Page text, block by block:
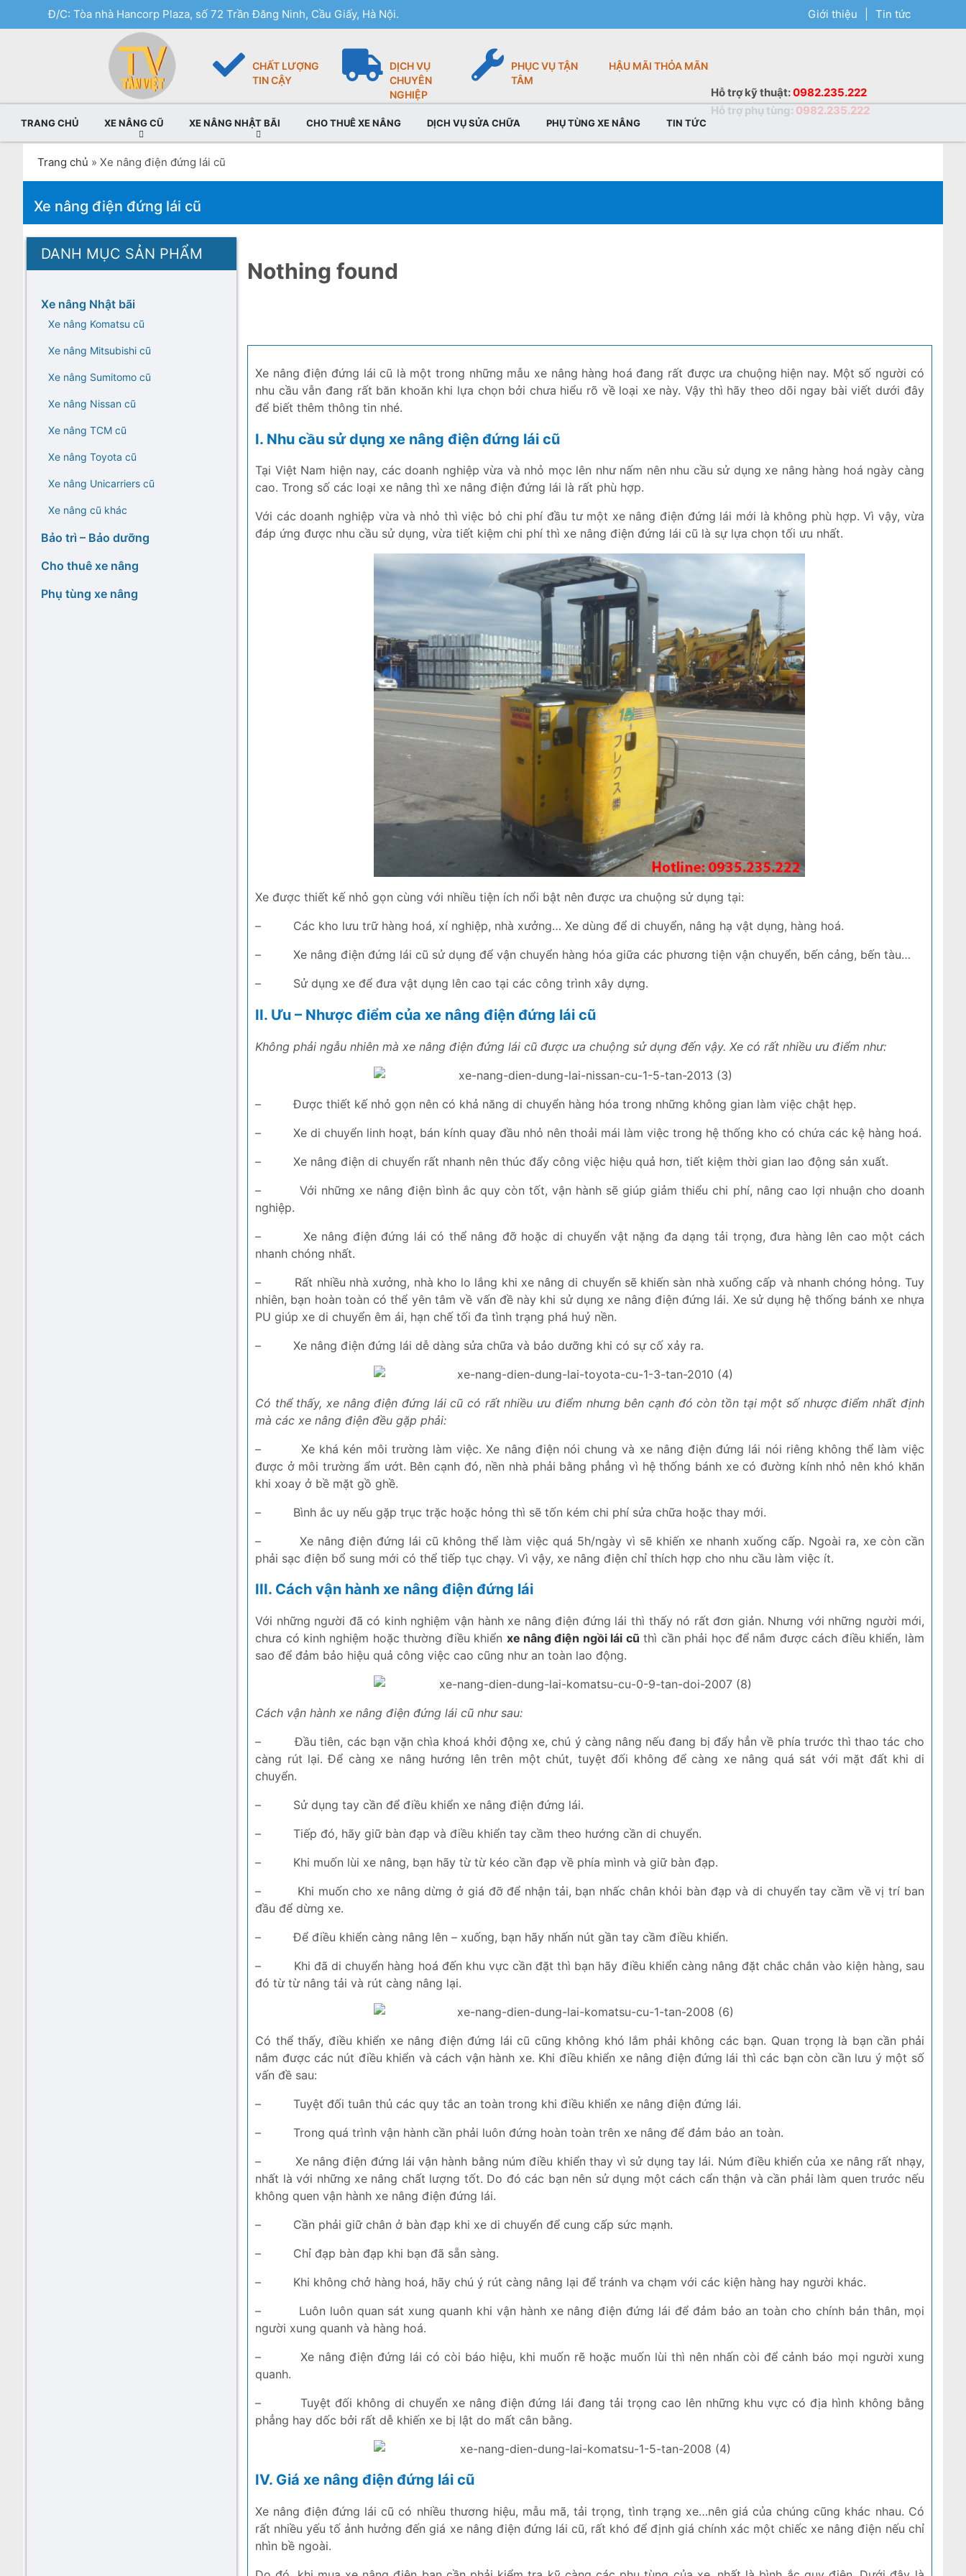
Đ/C: Tòa nhà Hancorp Plaza, số 72 Trần Đăng Ninh, Cầu Giấy, Hà Nội. Giới thiệu Tin tức
CHẤT LƯỢNG
TIN CẬY
DỊCH VỤ
CHUYÊN
NGHIỆP
PHỤC VỤ TẬN
TÂM
HẬU MÃI THỎA MÃN
Hỗ trợkỹ thuật:0982.235.222
Hỗ trợ phụ tùng: 0982.235.222
TRANG CHỦ XE NÂNG CŨ XE NÂNG NHẬT BÃI CHO THUÊ XE NÂNG DỊCH VỤ SỬA CHỮA PHỤ TÙNG XE NÂNG TIN TỨC
Trang chủ » Xe nâng điện đứng lái cũ
Xe nâng điện đứng lái cũ
DANH MỤC SẢN PHẨM
Xe nâng Nhật bãi
Xe nâng Komatsu cũ
Xe nâng Mitsubishi cũ
Xe nâng Sumitomo cũ
Xe nâng Nissan cũ
Xe nâng TCM cũ
Xe nâng Toyota cũ
Xe nâng Unicarriers cũ
Xe nâng cũ khác
Bảo trì – Bảo dưỡng
Cho thuê xe nâng
Phụ tùng xe nâng
Nothing found
Xe nâng điện đứng lái cũ là một trong những mẫu xe nâng hàng hoá đang rất được ưa chuộng hiện nay. Một số người có
nhu cầu vẫn đang rất băn khoăn khi lựa chọn bởi chưa hiểu rõ về loại xe này. Vậy thì hãy theo dõi ngay bài viết dưới đây
để biết thêm thông tin nhé.
I. Nhu cầu sử dụng xe nâng điện đứng lái cũ
Tại Việt Nam hiện nay, các doanh nghiệp vừa và nhỏ mọc lên như nấm nên nhu cầu sử dụng xe nâng hàng hoá ngày càng
cao. Trong số các loại xe nâng thì xe nâng điện đứng lái là rất phù hợp.
Với các doanh nghiệp vừa và nhỏ thì việc bỏ chi phí đầu tư một xe nâng điện đứng lái mới là không phù hợp. Vì vậy, vừa
đáp ứng được nhu cầu sử dụng, vừa tiết kiệm chi phí thì xe nâng điện đứng lái cũ là sự lựa chọn tối ưu nhất.
Xe được thiết kế nhỏ gọn cùng với nhiều tiện ích nổi bật nên được ưa chuộng sử dụng tại:
–
Các kho lưu trữ hàng hoá, xí nghiệp, nhà xưởng… Xe dùng để di chuyển, nâng hạ vật dụng, hàng hoá.
–
Xe nâng điện đứng lái cũ sử dụng để vận chuyển hàng hóa giữa các phương tiện vận chuyển, bến cảng, bến tàu…
–
Sử dụng xe để đưa vật dụng lên cao tại các công trình xây dựng.
II. Ưu – Nhược điểm của xe nâng điện đứng lái cũ
Không phải ngẫu nhiên mà xe nâng điện đứng lái cũ được ưa chuộng sử dụng đến vậy. Xe có rất nhiều ưu điểm như:
–
Được thiết kế nhỏ gọn nên có khả năng di chuyển hàng hóa trong những không gian làm việc chật hẹp.
–
Xe di chuyển linh hoạt, bán kính quay đầu nhỏ nên thoải mái làm việc trong hệ thống kho có chứa các kệ hàng hoá.
–
Xe nâng điện di chuyển rất nhanh nên thúc đẩy công việc hiệu quả hơn, tiết kiệm thời gian lao động sản xuất.
–
Với những xe nâng điện bình ắc quy còn tốt, vận hành sẽ giúp giảm thiểu chi phí, nâng cao lợi nhuận cho doanh
nghiệp.
–
Xe nâng điện đứng lái có thể nâng đỡ hoặc di chuyển vật nặng đa dạng tải trọng, đưa hàng lên cao một cách
nhanh chóng nhất.
–
Rất nhiều nhà xưởng, nhà kho lo lắng khi xe nâng di chuyển sẽ khiến sàn nhà xuống cấp và nhanh chóng hỏng. Tuy
nhiên, bạn hoàn toàn có thể yên tâm về vấn đề này khi sử dụng xe nâng điện đứng lái. Xe sử dụng hệ thống bánh xe nhựa
PU giúp xe di chuyển êm ái, hạn chế tối đa tình trạng phá huỷ nền.
–
Xe nâng điện đứng lái dễ dàng sửa chữa và bảo dưỡng khi có sự cố xảy ra.
Có thể thấy, xe nâng điện đứng lái cũ có rất nhiều ưu điểm nhưng bên cạnh đó còn tồn tại một số nhược điểm nhất định
mà các xe nâng điện đều gặp phải:
–
Xe khá kén môi trường làm việc. Xe nâng điện nói chung và xe nâng điện đứng lái nói riêng không thể làm việc
được ở môi trường ẩm ướt. Bên cạnh đó, nền nhà phải bằng phẳng vì hệ thống bánh xe có đường kính nhỏ nên khó khăn
khi xoay ở bề mặt gồ ghề.
–
Bình ắc uy nếu gặp trục trặc hoặc hỏng thì sẽ tốn kém chi phí sửa chữa hoặc thay mới.
–
Xe nâng điện đứng lái cũ không thể làm việc quá 5h/ngày vì sẽ khiến xe nhanh xuống cấp. Ngoài ra, xe còn cần
phải sạc điện bổ sung mới có thể tiếp tục chạy. Vì vậy, xe nâng điện chỉ thích hợp cho nhu cầu làm việc ít.
III. Cách vận hành xe nâng điện đứng lái
Với những người đã có kinh nghiệm vận hành xe nâng điện đứng lái thì thấy nó rất đơn giản. Nhưng với những người mới,
chưa có kinh nghiệm hoặc thường điều khiển xe nâng điện ngồi lái cũ thì cần phải học để nắm được cách điều khiển, làm
sao để đảm bảo hiệu quả công việc cao cũng như an toàn lao động.
Cách vận hành xe nâng điện đứng lái cũ như sau:
–
Đầu tiên, các bạn vặn chìa khoá khởi động xe, chú ý càng nâng nếu đang bị đẩy hẳn về phía trước thì thao tác cho
càng rút lại. Để càng xe nâng hướng lên trên một chút, tuyệt đối không để càng xe nâng quá sát với mặt đất khi di
chuyển.
–
Sử dụng tay cần để điều khiển xe nâng điện đứng lái.
–
Tiếp đó, hãy giữ bàn đạp và điều khiển tay cầm theo hướng cần di chuyển.
–
Khi muốn lùi xe nâng, bạn hãy từ từ kéo cần đạp về phía mình và giữ bàn đạp.
–
Khi muốn cho xe nâng dừng ở giá đỡ để nhận tải, bạn nhấc chân khỏi bàn đạp và di chuyển tay cầm về vị trí ban
đầu để dừng xe.
–
Để điều khiển càng nâng lên – xuống, bạn hãy nhấn nút gần tay cầm điều khiển.
–
Khi đã di chuyển hàng hoá đến khu vực cần đặt thì bạn hãy điều khiển càng nâng đặt chắc chắn vào kiện hàng, sau
đó từ từ nâng tải và rút càng nâng lại.
Có thể thấy, điều khiển xe nâng điện đứng lái cũ cũng không khó lắm phải không các bạn. Quan trọng là bạn cần phải
nắm được các nút điều khiển và cách vận hành xe. Khi điều khiển xe nâng điện đứng lái thì các bạn còn cần lưu ý một số
vấn đề sau:
–
Tuyệt đối tuân thủ các quy tắc an toàn trong khi điều khiển xe nâng điện đứng lái.
–
Trong quá trình vận hành cần phải luôn đứng hoàn toàn trên xe nâng để đảm bảo an toàn.
–
Xe nâng điện đứng lái vận hành bằng núm điều khiển thay vì sử dụng tay lái. Núm điều khiển của xe nâng rất nhạy,
nhất là với những xe nâng chất lượng tốt. Do đó các bạn nên sử dụng một cách cẩn thận và cần phải làm quen trước nếu
không quen vận hành xe nâng điện đứng lái.
–
Cần phải giữ chân ở bàn đạp khi xe di chuyển để cung cấp sức mạnh.
–
Chỉ đạp bàn đạp khi bạn đã sẵn sàng.
–
Khi không chở hàng hoá, hãy chú ý rút càng nâng lại để tránh va chạm với các kiện hàng hay người khác.
–
Luôn luôn quan sát xung quanh khi vận hành xe nâng điện đứng lái để đảm bảo an toàn cho chính bản thân, mọi
người xung quanh và hàng hoá.
–
Xe nâng điện đứng lái có còi báo hiệu, khi muốn rẽ hoặc muốn lùi thì nên nhấn còi để cảnh báo mọi người xung
quanh.
–
Tuyệt đối không di chuyển xe nâng điện đứng lái đang tải trọng cao lên những khu vực có địa hình không bằng
phẳng hay dốc bởi rất dễ khiến xe bị lật do mất cân bằng.
IV. Giá xe nâng điện đứng lái cũ
Xe nâng điện đứng lái cũ có nhiều thương hiệu, mẫu mã, tải trọng, tình trạng xe…nên giá của chúng cũng khác nhau. Có
rất nhiều yếu tố ảnh hưởng đến giá xe nâng điện đứng lái cũ, rất khó để định giá chính xác một chiếc xe nâng điện nếu chỉ
nhìn bề ngoài.